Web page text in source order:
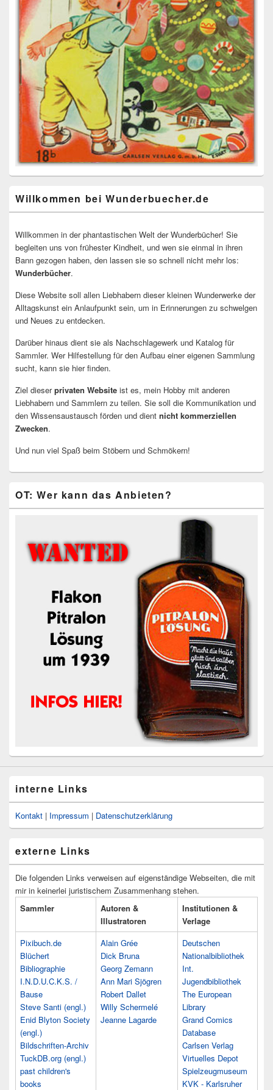
Willkommen bei Wunderbuecher.de
Willkommen in der phantastischen Welt der Wunderbücher! Sie
begleiten uns von frühester Kindheit, und wen sie einmal in ihren
Bann gezogen haben, den lassen sie so schnell nicht mehr los:
Wunderbücher.
Diese Website soll allen Liebhabern dieser kleinen Wunderwerke der
Alltagskunst ein Anlaufpunkt sein, um in Erinnerungen zu schwelgen
und Neues zu entdecken.
Darüber hinaus dient sie als Nachschlagewerk und Katalog für
Sammler. Wer Hilfestellung für den Aufbau einer eigenen Sammlung
sucht, kann sie hier finden.
Ziel dieserprivaten Website ist es, mein Hobby mit anderen
Liebhabern und Sammlern zu teilen. Sie soll die Kommunikation und
den Wissensaustausch förden und dient nicht kommerziellen
Zwecken.
Und nun viel Spaß beim Stöbern und Schmökern!
OT: Wer kann das Anbieten?
interne Links
Kontakt | Impressum | Datenschutzerklärung
externe Links
Die folgenden Links verweisen auf eigenständige Webseiten, die mit
mir in keinerlei juristischem Zusammenhang stehen.
Sammler
Autoren &
Illustratoren
Institutionen &
Verlage
Pixibuch.de
Blüchert
Bibliographie
I.N.D.U.C.K.S. /
Bause
Steve Santi (engl.)
Enid Blyton Society
(engl.)
Bildschriften-Archiv
TuckDB.org (engl.)
past children's
books
Alain Grée
Dick Bruna
Georg Zemann
Ann Mari Sjögren
Robert Dallet
Willy Schermelé
Jeanne Lagarde
Deutschen
Nationalbibliothek
Int.
Jugendbibliothek
The European
Library
Grand Comics
Database
Carlsen Verlag
Virtuelles Depot
Spielzeugmuseum
KVK - Karlsruher